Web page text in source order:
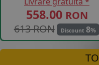
558.00 RON
613 RON
Discount 8%